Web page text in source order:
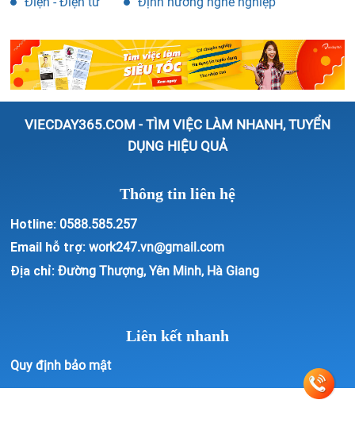
VIECDAY365.COM - TÌM VIỆC LÀM NHANH, TUYỂN
DỤNG HIỆU QUẢ
Thông tin liên hệ
Hotline: 0588.585.257
Email hỗ trợ: work247.vn@gmail.com
Địa chỉ: Đường Thượng, Yên Minh, Hà Giang
Liên kết nhanh
Quy định bảo mật